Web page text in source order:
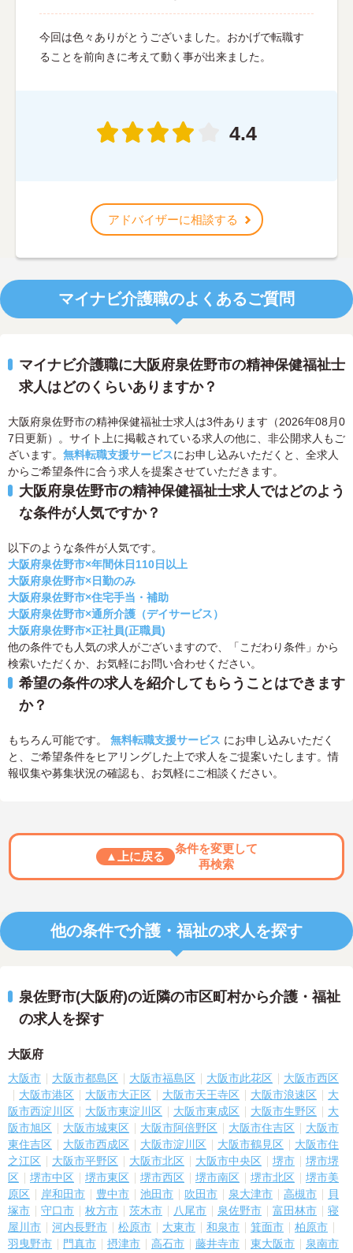
今回は色々ありがとうございました。おかげで転職す
ることを前向きに考えて動く事が出来ました。
4.4
アドバイザーに相談する
マイナビ介護職のよくあるご質問
マイナビ介護職に大阪府泉佐野市の精神保健福祉士
求人はどのくらいありますか？
大阪府泉佐野市の精神保健福祉士求人は3件あります（2026年08月0
7日更新）。サイト上に掲載されている求人の他に、非公開求人もご
ざいます。 無料転職支援サービスにお申し込みいただくと、全求人
からご希望条件に合う求人を提案させていただきます。
大阪府泉佐野市の精神保健福祉士求人ではどのよう
な条件が人気ですか？
以下のような条件が人気です。
大阪府泉佐野市×年間休日110日以上
大阪府泉佐野市×日勤のみ
大阪府泉佐野市×住宅手当・補助
大阪府泉佐野市×通所介護（デイサービス）
大阪府泉佐野市×正社員(正職員)
他の条件でも人気の求人がございますので、「こだわり条件」から
検索いただくか、お気軽にお問い合わせください。
希望の条件の求人を紹介してもらうことはできます
か？
もちろん可能です。 無料転職支援サービス にお申し込みいただく
と、ご希望条件をヒアリングした上で求人をご提案いたします。情
報収集や募集状況の確認も、お気軽にご相談ください。
▲上に戻る
条件を変更して
再検索
他の条件で介護・福祉の求人を探す
泉佐野市(大阪府)の近隣の市区町村から介護・福祉
の求人を探す
大阪府
大阪市 大阪市都島区 大阪市福島区 大阪市此花区
大阪市西区
大阪市港区
大阪市大正区 大阪市天王寺区 大阪市浪速区
大
阪市西淀川区
大阪市東淀川区 大阪市東成区 大阪市生野区
大
阪市旭区
大阪市城東区 大阪市阿倍野区 大阪市住吉区
大阪市
東住吉区
大阪市西成区 大阪市淀川区 大阪市鶴見区
大阪市住
之江区
大阪市平野区 大阪市北区 大阪市中央区 堺市
堺市堺
区
堺市中区 堺市東区 堺市西区 堺市南区 堺市北区
堺市美
原区
岸和田市 豊中市 池田市 吹田市 泉大津市 高槻市
貝
塚市
守口市 枚方市 茨木市 八尾市 泉佐野市 富田林市
寝
屋川市
河内長野市 松原市 大東市 和泉市 箕面市
柏原市
羽曳野市
門真市 摂津市 高石市 藤井寺市 東大阪市
泉南市